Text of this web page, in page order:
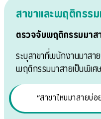
สาขาและพฤติกรร
ตรวจจับพฤติกรรมมา
ระบุสาขาที่พนักงานมาส
พฤติกรรมมาสายเป็นพิเศ
“สาขาไหนมาสายบ่